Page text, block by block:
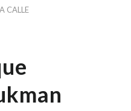
CALLE